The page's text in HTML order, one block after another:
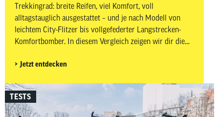
Trekkingrad: breite Reifen, viel Komfort, voll
alltagstauglich ausgestattet – und je nach Modell von
leichtem City-Flitzer bis vollgefederter Langstrecken-
Komfortbomber. In diesem Vergleich zeigen wir dir die
Fully und erklären, welches Konzept zu deinem
Jetzt entdecken
TESTS